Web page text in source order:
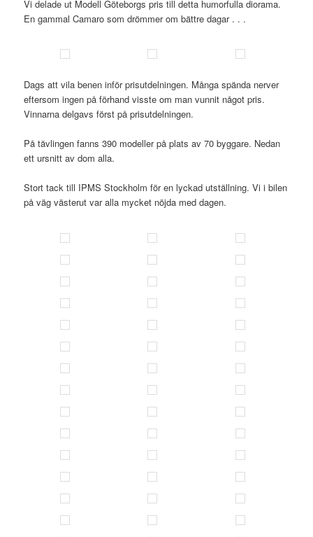
Vi delade ut Modell Göteborgs pris till detta humorfulla diorama.
En gammal Camaro som drömmer om bättre dagar . . .
Dags att vila benen inför prisutdelningen. Många spända nerver
eftersom ingen på förhand visste om man vunnit något pris.
Vinnarna delgavs först på prisutdelningen.
På tävlingen fanns 390 modeller på plats av 70 byggare. Nedan
ett ursnitt av dom alla.
Stort tack till IPMS Stockholm för en lyckad utställning. Vi i bilen
på väg västerut var alla mycket nöjda med dagen.